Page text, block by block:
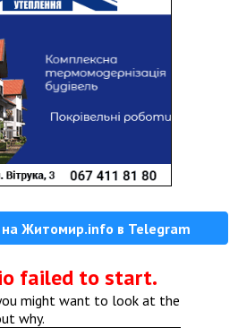
на Житомир.info в Telegram
failed to start.
might want to look at the
why.